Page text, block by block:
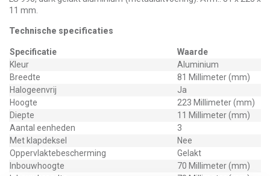
11 mm.
Technische specificaties
Specificatie
Waarde
Kleur
Aluminium
Breedte
81 Millimeter (mm)
Halogeenvrij
Ja
Hoogte
223 Millimeter (mm)
Diepte
11 Millimeter (mm)
Aantal eenheden
3
Met klapdeksel
Nee
Oppervlaktebescherming
Gelakt
Inbouwhoogte
70 Millimeter (mm)